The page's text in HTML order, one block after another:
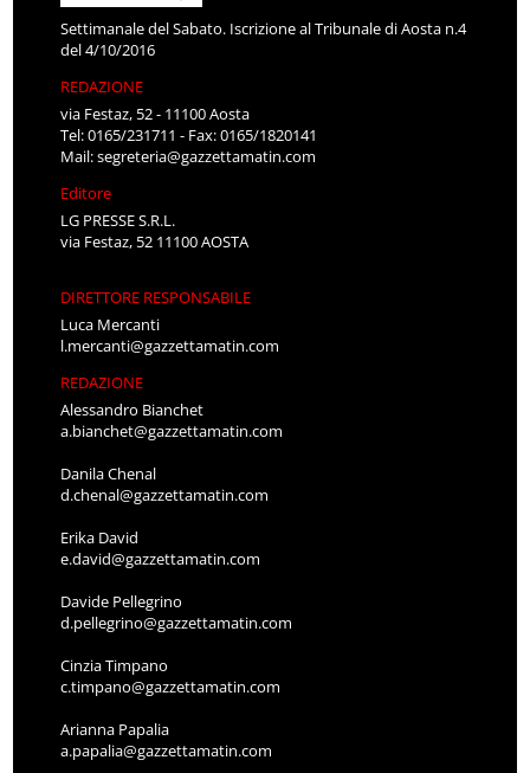
Settimanale del Sabato. Iscrizione al Tribunale di Aosta n.4
del 4/10/2016
REDAZIONE
via Festaz, 52 - 11100 Aosta
Tel: 0165/231711 - Fax: 0165/1820141
Mail:segreteria@gazzettamatin.com
Editore
LG PRESSE S.R.L.
via Festaz, 52 11100 AOSTA
DIRETTORE RESPONSABILE
Luca Mercanti
l.mercanti@gazzettamatin.com
REDAZIONE
Alessandro Bianchet
a.bianchet@gazzettamatin.com
Danila Chenal
d.chenal@gazzettamatin.com
Erika David
e.david@gazzettamatin.com
Davide Pellegrino
d.pellegrino@gazzettamatin.com
Cinzia Timpano
c.timpano@gazzettamatin.com
Arianna Papalia
a.papalia@gazzettamatin.com